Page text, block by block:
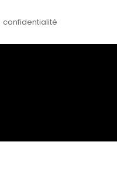
confidentialité